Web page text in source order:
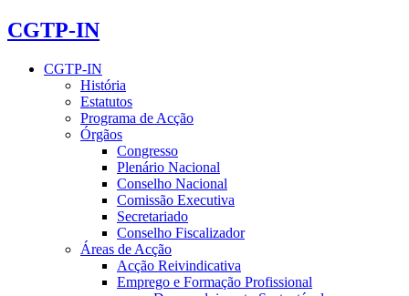
CGTP-IN
CGTP-IN
História
Estatutos
Programa de Acção
Órgãos
Congresso
Plenário Nacional
Conselho Nacional
Comissão Executiva
Secretariado
Conselho Fiscalizador
Áreas de Acção
Acção Reivindicativa
Emprego e Formação Profissional